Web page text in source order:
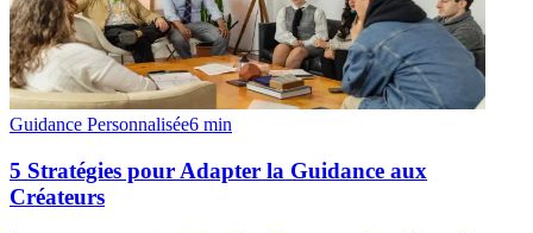
Guidance Personnalisée6 min
5 Stratégies pour Adapter la Guidance aux
Créateurs